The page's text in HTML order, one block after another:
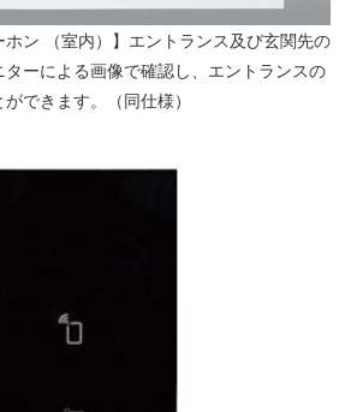
ホン （室内）】エントランス及び玄関先の
ーによる画像で確認し、エントランスの
できます。（同仕様）